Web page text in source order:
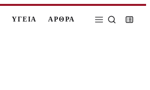
ΥΓΕΙΑ ΑΡΘΡΑ